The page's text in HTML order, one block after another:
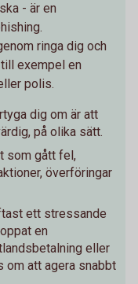
- är en
ringa dig och
exempel en
polis.
dig om är att
på olika sätt.
som gått fel,
överföringar
ett stressande
en
eller
om att agera snabbt